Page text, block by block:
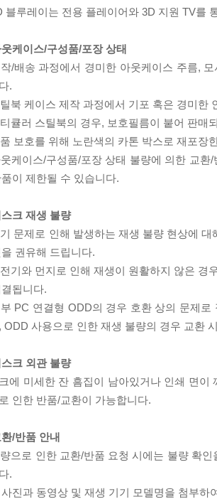
블루레이는 전용 플레이어와 3D 지원 TV를
케이스/구성품/포장 상태
/배송 과정에서 경미한 아웃케이스 주름,
.
북 케이스 제작 과정에서 기포 혹은 경미한
큘러 스틸북의 경우, 보호필름이 붙어 판매
보호를 위해 노란색의 카톤 박스로 재포장
케이스/구성품/포장 상태 불량에 의한 교
이 제한될 수 있습니다.
크 재생 불량
문제로 인해 발생하는 재생 불량 현상에
권유해 드립니다.
기와 먼지로 인해 재생이 원활하지 않은 경
됩니다.
PC 연결형 ODD의 경우 호환 상의 문제
ODD 사용으로 인한 재생 불량의 경우 교환
크 외관 불량
에 미세한 잔 흠집이 남아있거나 인쇄 면
인한 반품/교환이 가능합니다.
/반품 안내
으로 인한 교환/반품 요청 시에는 불량 확
.
진과 동영상 및 재생 기기 모델명을 첨부하